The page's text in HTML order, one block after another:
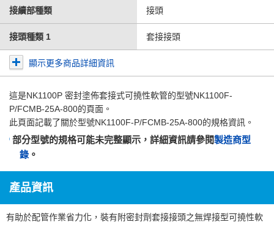
接續部種類 接頭
接頭種類 1 套接接頭
顯示更多商品詳細資訊
這是NK1100P 密封塗佈套接式可撓性軟管的型號NK1100F-
P/FCMB-25A-800的頁面。
此頁面記載了關於型號NK1100F-P/FCMB-25A-800的規格資訊。
部分型號的規格可能未完整顯示，詳細資訊請參閱製造商型
錄 。
產品資訊
有助於配管作業省力化，裝有附密封劑套接接頭之無焊接型可撓性軟